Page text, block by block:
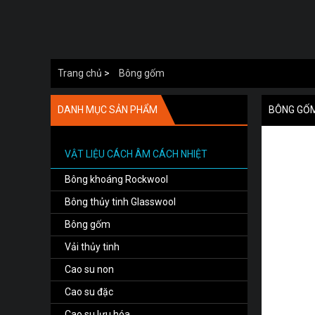
Trang chủ > Bông gốm
DANH MỤC SẢN PHẨM
VẬT LIỆU CÁCH ÂM CÁCH NHIỆT
Bông khoáng Rockwool
Bông thủy tinh Glasswool
Bông gốm
Vải thủy tinh
Cao su non
Cao su đặc
BÔNG